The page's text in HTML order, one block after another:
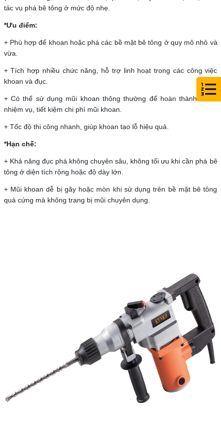
tác vụ phá bê tông ở mức độ nhẹ.
*Ưu điểm:
+ Phù hợp để khoan hoặc phá các bề mặt bê tông ở quy mô nhỏ và
vừa.
+ Tích hợp nhiều chức năng, hỗ trợ linh hoạt trong các công việc
khoan và đục.
+ Có thể sử dụng mũi khoan thông thường để hoàn thành nhiều
nhiệm vụ, tiết kiệm chi phí mũi khoan.
+ Tốc độ thi công nhanh, giúp khoan tạo lỗ hiệu quả.
*Hạn chế:
+ Khả năng đục phá không chuyên sâu, không tối ưu khi cần phá bê
tông ở diện tích rộng hoặc độ dày lớn.
+ Mũi khoan dễ bị gãy hoặc mòn khi sử dụng trên bề mặt bê tông
quá cứng mà không trang bị mũi chuyên dụng.